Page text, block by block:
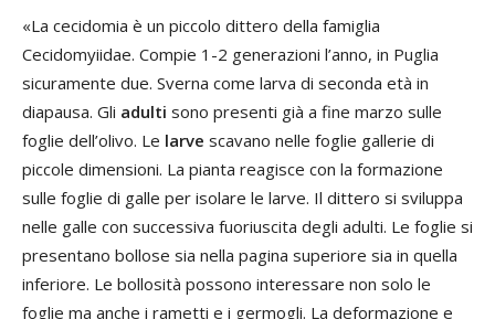
«La cecidomia è un piccolo dittero della famiglia
Cecidomyiidae. Compie 1-2 generazioni l’anno, in Puglia
sicuramente due. Sverna come larva di seconda età in
diapausa. Gli adulti sono presenti già a fine marzo sulle
foglie dell’olivo. Le larve scavano nelle foglie gallerie di
piccole dimensioni. La pianta reagisce con la formazione
sulle foglie di galle per isolare le larve. Il dittero si sviluppa
nelle galle con successiva fuoriuscita degli adulti. Le foglie si
presentano bollose sia nella pagina superiore sia in quella
inferiore. Le bollosità possono interessare non solo le
foglie ma anche i rametti e i germogli. La deformazione e